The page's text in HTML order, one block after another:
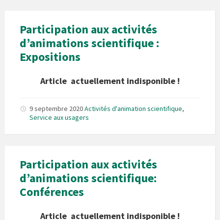
Participation aux activités
d’animations scientifique :
Expositions
Article actuellement indisponible !
9 septembre 2020Activités d'animation scientifique,
Service aux usagers
Participation aux activités
d’animations scientifique:
Conférences
Article actuellement indisponible !